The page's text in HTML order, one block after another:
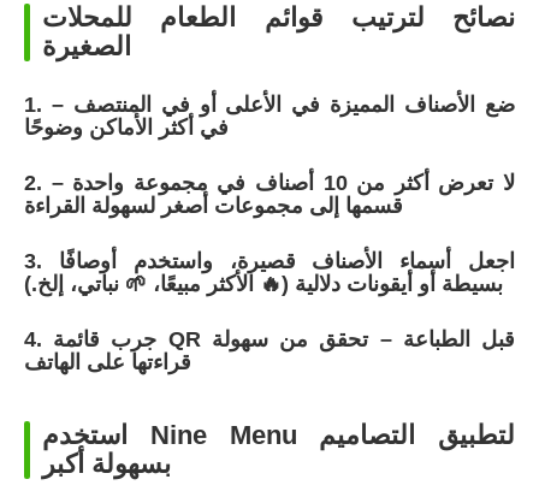
نصائح لترتيب قوائم الطعام للمحلات
الصغيرة
1. ضع الأصناف المميزة في الأعلى أو في المنتصف –
في أكثر الأماكن وضوحًا
2. لا تعرض أكثر من 10 أصناف في مجموعة واحدة –
قسمها إلى مجموعات أصغر لسهولة القراءة
3. اجعل أسماء الأصناف قصيرة، واستخدم أوصافًا
بسيطة أو أيقونات دلالية (🔥 الأكثر مبيعًا، 🌱 نباتي، إلخ.)
4. جرب قائمة QR قبل الطباعة – تحقق من سهولة
قراءتها على الهاتف
استخدم Nine Menu لتطبيق التصاميم
بسهولة أكبر